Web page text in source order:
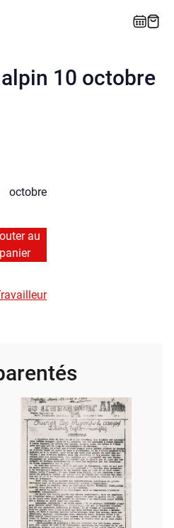
10 octobre
au
panier